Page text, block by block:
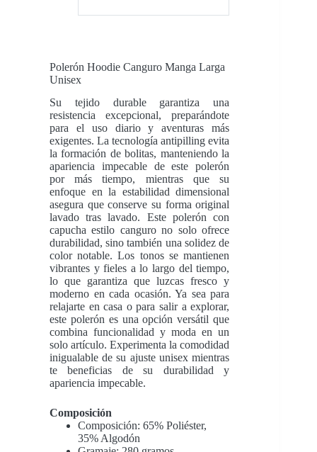
Polerón Hoodie Canguro Manga Larga
Unisex
Su tejido durable garantiza una
resistencia excepcional, preparándote
para el uso diario y aventuras más
exigentes. La tecnología antipilling evita
la formación de bolitas, manteniendo la
apariencia impecable de este polerón
por más tiempo, mientras que su
enfoque en la estabilidad dimensional
asegura que conserve su forma original
lavado tras lavado. Este polerón con
capucha estilo canguro no solo ofrece
durabilidad, sino también una solidez de
color notable. Los tonos se mantienen
vibrantes y fieles a lo largo del tiempo,
lo que garantiza que luzcas fresco y
moderno en cada ocasión. Ya sea para
relajarte en casa o para salir a explorar,
este polerón es una opción versátil que
combina funcionalidad y moda en un
solo artículo. Experimenta la comodidad
inigualable de su ajuste unisex mientras
te beneficias de su durabilidad y
apariencia impecable.
Composición
Composición: 65% Poliéster,
35% Algodón